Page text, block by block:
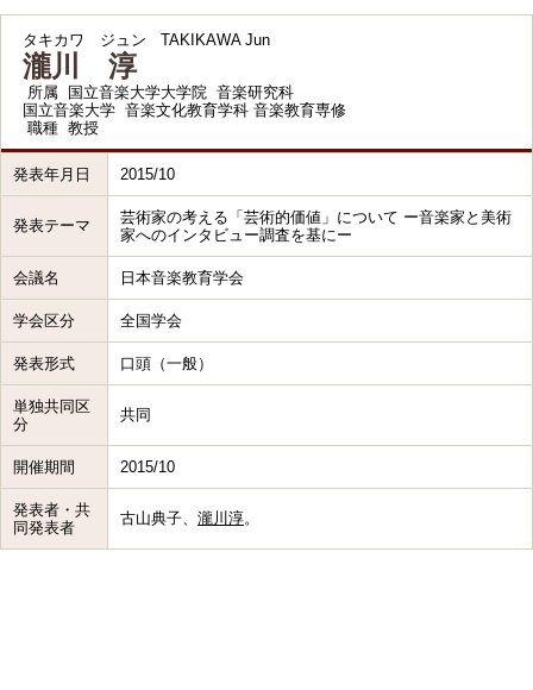
タキカワ ジュン TAKIKAWA Jun
瀧川 淳
所属
国立音楽大学大学院 音楽研究科
国立音楽大学 音楽文化教育学科 音楽教育専修
職種 教授
発表年月日 2015/10
発表テーマ
芸術家の考える「芸術的価値」について ー音楽家と美術
家へのインタビュー調査を基にー
会議名 日本音楽教育学会
学会区分 全国学会
発表形式 口頭（一般）
単独共同区
分
共同
開催期間 2015/10
発表者・共
同発表者
古山典子、 瀧川淳。